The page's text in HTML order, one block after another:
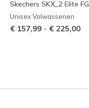
Skechers SKX_2 Elite FG
Unisex Volwassenen
€ 157,99 - € 225,00